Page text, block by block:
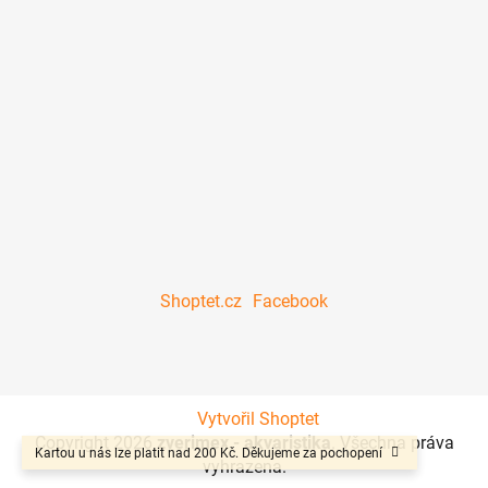
Kartou u nás lze platit nad 200 Kč. Děkujeme za pochopení
Shoptet.cz Facebook
Vytvořil Shoptet
Copyright 2026zverimex - akvaristika. Všechna práva
vyhrazena.